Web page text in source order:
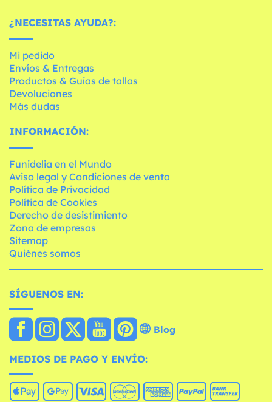
¿NECESITAS AYUDA?:
Mi pedido
Envíos & Entregas
Productos & Guías de tallas
Devoluciones
Más dudas
INFORMACIÓN:
Funidelia en el Mundo
Aviso legal y Condiciones de venta
Política de Privacidad
Política de Cookies
Derecho de desistimiento
Zona de empresas
Sitemap
Quiénes somos
SÍGUENOS EN:
Blog
MEDIOS DE PAGO Y ENVÍO: